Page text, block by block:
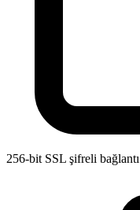
256-bit SSL şifreli bağlantı